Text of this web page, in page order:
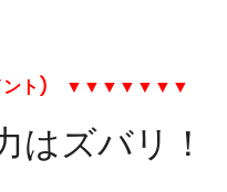
ント) ▼▼▼▼▼▼▼
はズバリ！